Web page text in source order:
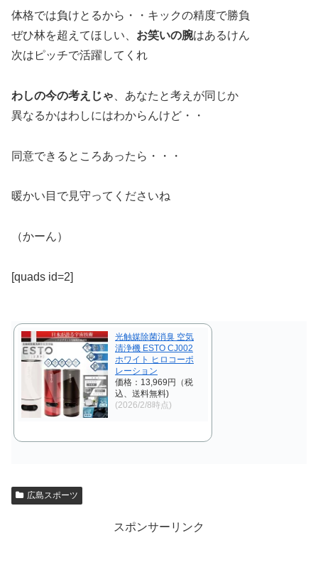
体格では負けとるから・・キックの精度で勝負
ぜひ林を超えてほしい、 お笑いの腕はあるけん
次はピッチで活躍してくれ
わしの今の考えじゃ 、あなたと考えが同じか
異なるかはわしにはわからんけど・・
同意できるところあったら・・・
暖かい目で見守ってくださいね
（かーん）
[quads id=2]
光触媒除菌消臭 空気
清浄機 ESTO CJ002
ホワイト ヒロコーポ
レーション
価格：13,969円（税
込、送料無料)
(2026/2/8時点)
広島スポーツ
スポンサーリンク